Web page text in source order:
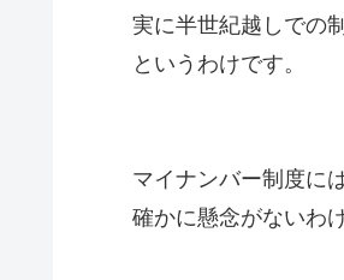
実に半世紀越しでの
というわけです。
マイナンバー制度には
確かに懸念がないわけ